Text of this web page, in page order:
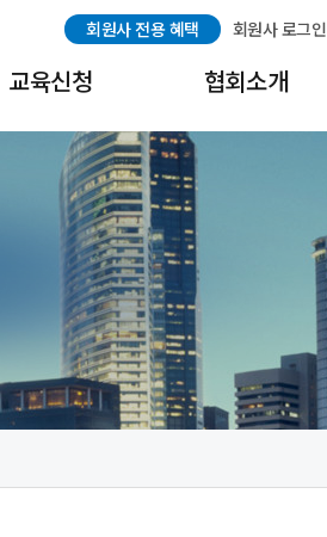
회원사 전용 혜택 회원사 로그인
교육신청
교육신청
교육수료증출력
협회소개
회원사 전용 혜택
발간물 구매 안내
배너 광고 안내